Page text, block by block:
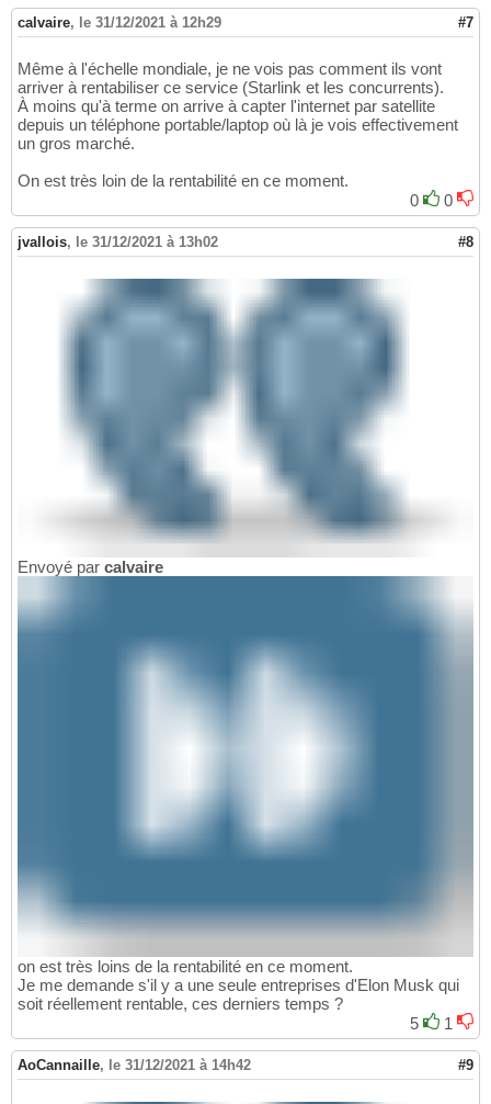
calvaire, le 31/12/2021 à 12h29 #7
Même à l'échelle mondiale, je ne vois pas comment ils vont
arriver à rentabiliser ce service (Starlink et les concurrents).
À moins qu'à terme on arrive à capter l'internet par satellite
depuis un téléphone portable/laptop où là je vois effectivement
un gros marché.
On est très loin de la rentabilité en ce moment.
0
0
jvallois, le 31/12/2021 à 13h02 #8
Envoyé par calvaire
on est très loins de la rentabilité en ce moment.
Je me demande s'il y a une seule entreprises d'Elon Musk qui
soit réellement rentable, ces derniers temps ?
5
1
AoCannaille, le 31/12/2021 à 14h42 #9